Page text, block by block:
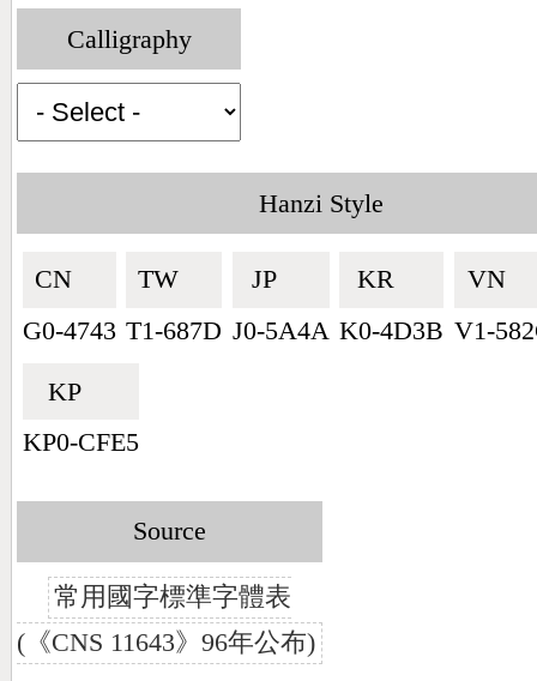
Calligraphy
Hanzi Style
CN🇨🇳
G0-4743
TW🇹🇼
T1-687D
JP🇯🇵
J0-5A4A
KR🇰🇷
K0-4D3B V1-
KP🇰🇵
KP0-CFE5
Source
常用國字標準字體表
(《CNS 11643》96年公布)